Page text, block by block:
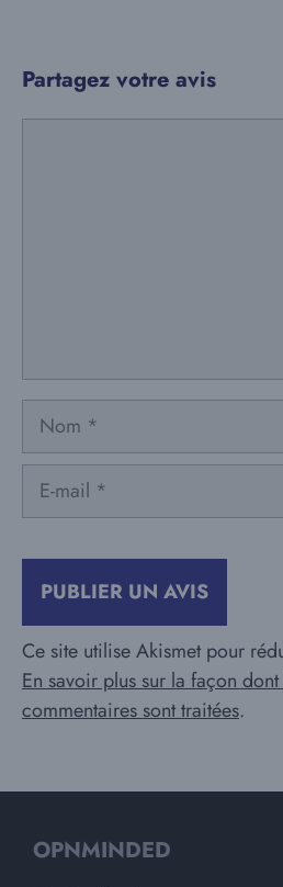
Partagez votre avis
Nom
Ce site utilise Akismet pour
En savoir plus sur la façon
commentaires sont traitées.
OPNMINDED